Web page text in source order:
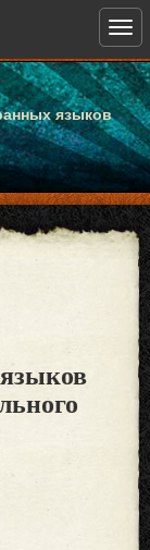
языков